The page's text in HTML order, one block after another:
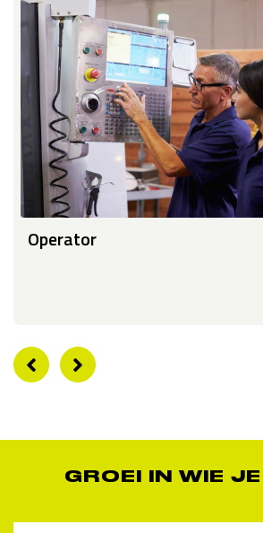
Operator
GROEI IN WIE